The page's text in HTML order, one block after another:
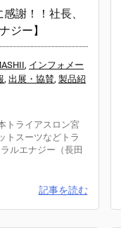
謝！！社長、
ジー】
, インフォメー
, 出展・協賛, 製品紹
トライアスロン宮
トスーツなどトラ
ルエナジー（長田
記事を読む